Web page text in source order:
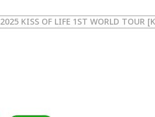
2025 KISS OF LIFE 1ST WORLD TOUR